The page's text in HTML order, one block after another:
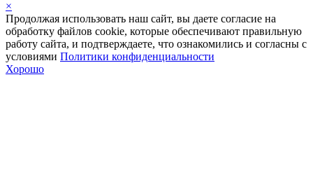
×
Продолжая использовать наш сайт, вы даете согласие на
обработку файлов cookie, которые обеспечивают правильную
работу сайта, и подтверждаете, что ознакомились и согласны с
условиями Политики конфиденциальности
Хорошо